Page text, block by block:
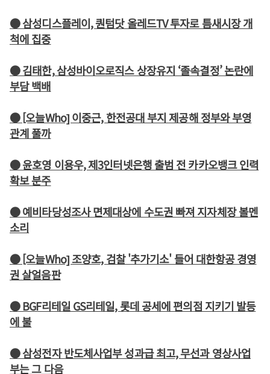
● 삼성디스플레이, 퀀텀닷 올레드TV 투자로 틈새시장 개
척에 집중
● 김태한, 삼성바이오로직스 상장유지 ‘졸속결정’ 논란에
부담 백배
● [오늘Who] 이중근, 한전공대 부지 제공해 정부와 부영
관계 풀까
● 윤호영 이용우, 제3인터넷은행 출범 전 카카오뱅크 인력
확보 분주
● 예비타당성조사 면제대상에 수도권 빠져 지자체장 볼멘
소리
● [오늘Who] 조양호, 검찰 '추가기소' 들어 대한항공 경영
권 살얼음판
● BGF리테일 GS리테일, 롯데 공세에 편의점 지키기 발등
에 불
● 삼성전자 반도체사업부 성과급 최고, 무선과 영상사업
부는 그 다음